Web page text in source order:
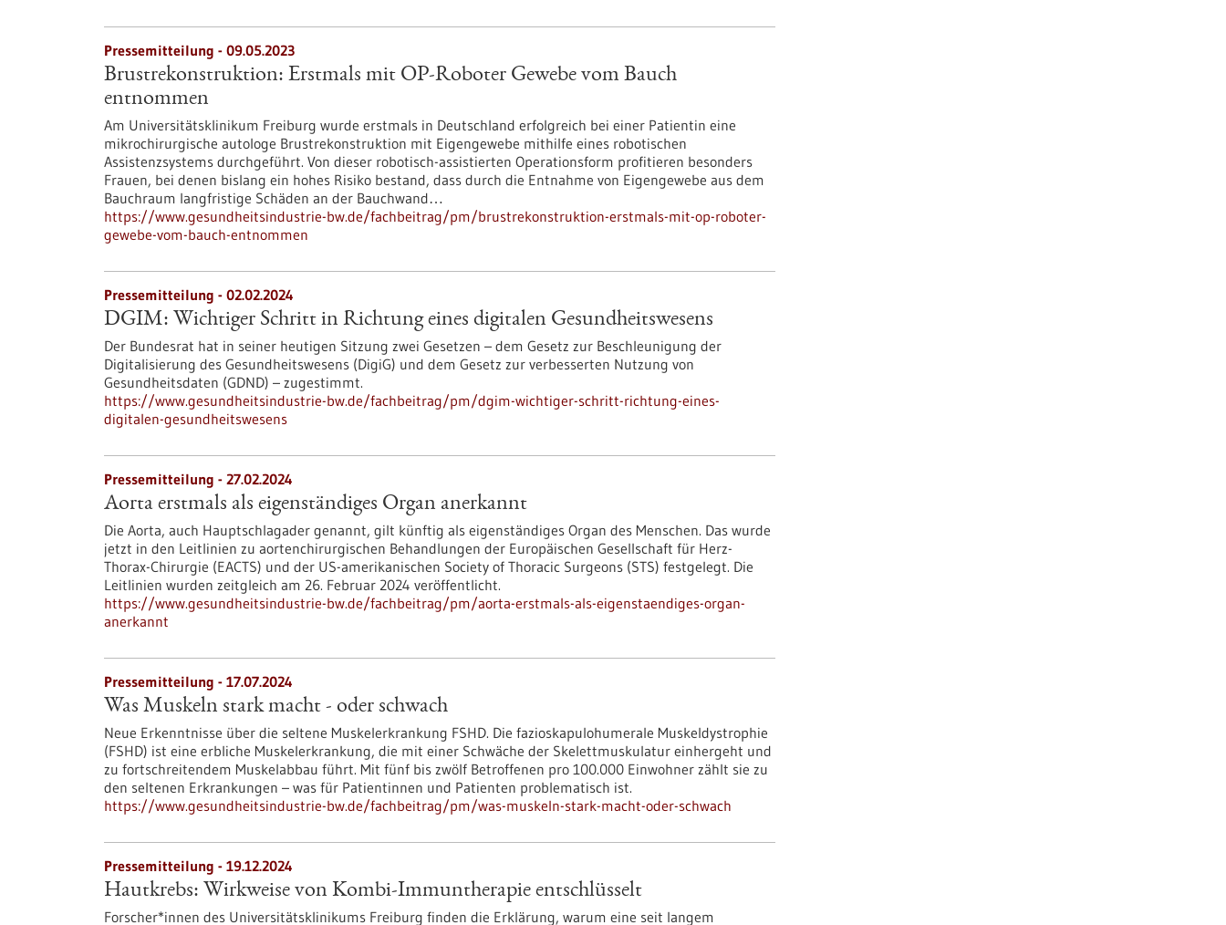
Pressemitteilung - 09.05.2023
Brustrekonstruktion: Erstmals mit OP-Roboter Gewebe vom Bauch
entnommen
Am Universitätsklinikum Freiburg wurde erstmals in Deutschland erfolgreich bei einer Patientin eine
mikrochirurgische autologe Brustrekonstruktion mit Eigengewebe mithilfe eines robotischen
Assistenzsystems durchgeführt. Von dieser robotisch-assistierten Operationsform profitieren besonders
Frauen, bei denen bislang ein hohes Risiko bestand, dass durch die Entnahme von Eigengewebe aus dem
Bauchraum langfristige Schäden an der Bauchwand…
https://www.gesundheitsindustrie-bw.de/fachbeitrag/pm/brustrekonstruktion-erstmals-mit-op-roboter-
gewebe-vom-bauch-entnommen
Pressemitteilung - 02.02.2024
DGIM: Wichtiger Schritt in Richtung eines digitalen Gesundheitswesens
Der Bundesrat hat in seiner heutigen Sitzung zwei Gesetzen – dem Gesetz zur Beschleunigung der
Digitalisierung des Gesundheitswesens (DigiG) und dem Gesetz zur verbesserten Nutzung von
Gesundheitsdaten (GDND) – zugestimmt.
https://www.gesundheitsindustrie-bw.de/fachbeitrag/pm/dgim-wichtiger-schritt-richtung-eines-
digitalen-gesundheitswesens
Pressemitteilung - 27.02.2024
Aorta erstmals als eigenständiges Organ anerkannt
Die Aorta, auch Hauptschlagader genannt, gilt künftig als eigenständiges Organ des Menschen. Das wurde
jetzt in den Leitlinien zu aortenchirurgischen Behandlungen der Europäischen Gesellschaft für Herz-
Thorax-Chirurgie (EACTS) und der US-amerikanischen Society of Thoracic Surgeons (STS) festgelegt. Die
Leitlinien wurden zeitgleich am 26. Februar 2024 veröffentlicht.
https://www.gesundheitsindustrie-bw.de/fachbeitrag/pm/aorta-erstmals-als-eigenstaendiges-organ-
anerkannt
Pressemitteilung - 17.07.2024
Was Muskeln stark macht - oder schwach
Neue Erkenntnisse über die seltene Muskelerkrankung FSHD. Die fazioskapulohumerale Muskeldystrophie
(FSHD) ist eine erbliche Muskelerkrankung, die mit einer Schwäche der Skelettmuskulatur einhergeht und
zu fortschreitendem Muskelabbau führt. Mit fünf bis zwölf Betroffenen pro 100.000 Einwohner zählt sie zu
den seltenen Erkrankungen – was für Patientinnen und Patienten problematisch ist.
https://www.gesundheitsindustrie-bw.de/fachbeitrag/pm/was-muskeln-stark-macht-oder-schwach
Pressemitteilung - 19.12.2024
Hautkrebs: Wirkweise von Kombi-Immuntherapie entschlüsselt
Forscher*innen des Universitätsklinikums Freiburg finden die Erklärung, warum eine seit langem